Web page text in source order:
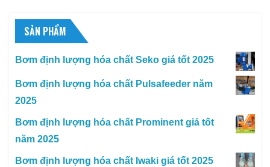
SẢN PHẨM
Bơm định lượng hóa chất Seko giá tốt 2025
Bơm định lượng hóa chất Pulsafeeder năm
2025
Bơm định lượng hóa chất Prominent giá tốt
năm 2025
Bơm định lượng hóa chất Iwaki giá tốt 2025